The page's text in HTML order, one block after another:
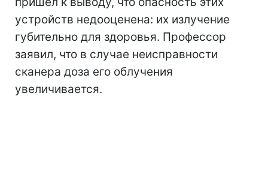
устройств недооценена: их излучение
губительно для здоровья. Профессор
заявил, что в случае неисправности
сканера доза его облучения
увеличивается.